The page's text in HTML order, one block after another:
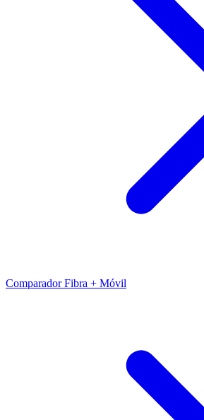
Comparador Fibra + Móvil